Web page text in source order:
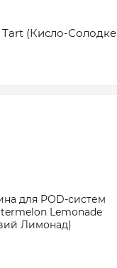
Tart (Кисло-Солодке